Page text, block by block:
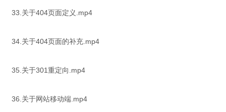
33.关于404页面定义.mp4
34.关于404页面的补充.mp4
35.关于301重定向.mp4
36.关于网站移动端.mp4